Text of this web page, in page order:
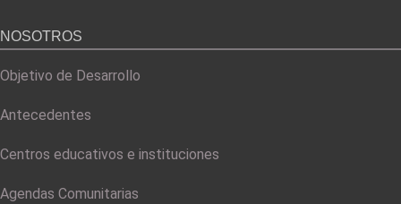
NOSOTROS
Objetivo de Desarrollo
Antecedentes
Centros educativos e instituciones
Agendas Comunitarias